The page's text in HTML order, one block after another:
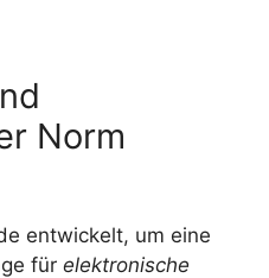
Norm
entwickelt, um eine
für elektronische